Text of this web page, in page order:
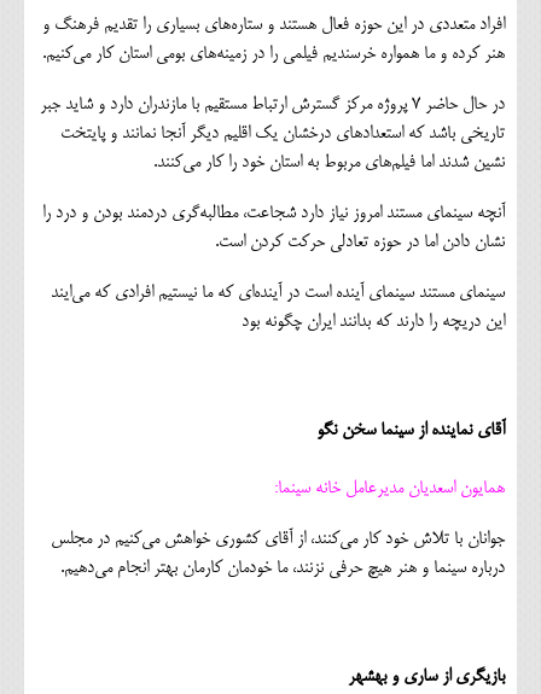
افراد متعددی در این حوزه فعال هستند و ستاره‌های بسیاری را تقدیم فرهنگ و
هنر کرده و ما همواره خرسندیم فیلمی را در زمینه‌های بومی استان کار می‌کنیم.
در حال حاضر ۷ پروژه مرکز گسترش ارتباط مستقیم با مازندران دارد و شاید جبر
تاریخی باشد که استعدادهای درخشان یک اقلیم دیگر آنجا نمانند و پایتخت
نشین شدند اما فیلم‌های مربوط به استان خود را کار می‌کنند.
آنچه سینمای مستند امروز نیاز دارد شجاعت، مطالبه‌گری دردمند بودن و درد را
نشان دادن اما در حوزه تعادلی حرکت کردن است.
سینمای مستند سینمای آینده است در آینده‌ای که ما نیستیم افرادی که می‌ایند
این دریچه را دارند که بدانند ایران چگونه بود
آقای نماینده از سینما سخن نگو
همایون اسعدیان مدیرعامل خانه سینما:
جوانان با تلاش خود کار می‌کنند، از آقای کشوری خواهش می‌کنیم در مجلس
درباره سینما و هنر هیچ حرفی نزنند، ما خودمان کارمان بهتر انجام می‌دهیم.
بازیگری از ساری و بهشهر